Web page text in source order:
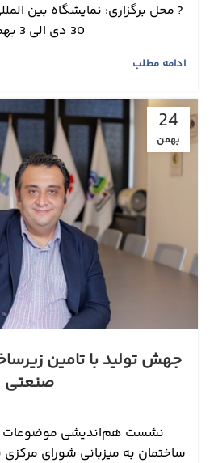
? محل برگزاری: نمایشگاه بین
30 دی الی 3 بهمن ...
ادامه مطلب
24
بهمن
جهش تولید با تامین
صنعتی
نشست هم‌اندیشی موضوعات
ساختمان به میزبانی شورای